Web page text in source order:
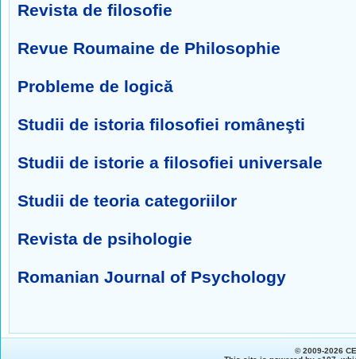
Revista de filosofie
Revue Roumaine de Philosophie
Probleme de logică
Studii de istoria filosofiei româneşti
Studii de istorie a filosofiei universale
Studii de teoria categoriilor
Revista de psihologie
Romanian Journal of Psychology
© 2009-2026